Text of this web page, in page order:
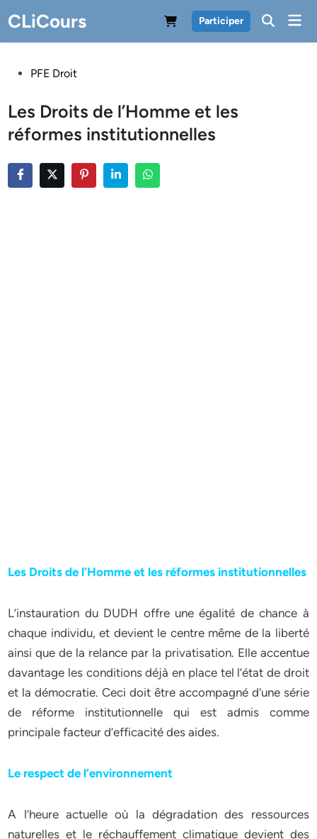
to
content
CLiCours Participer
PostedPFE Droit
Les Droits de l’Homme et les
réformes institutionnelles
Les Droits de l’Homme et les réformes institutionnelles
L’instauration du DUDH offre une égalité de chance à
chaque individu, et devient le centre même de la liberté
ainsi que de la relance par la privatisation. Elle accentue
davantage les conditions déjà en place tel l’état de droit
et la démocratie. Ceci doit être accompagné d’une série
de réforme institutionnelle qui est admis comme
principale facteur d’efficacité des aides.
Le respect de l’environnement
A l’heure actuelle où la dégradation des ressources
naturelles et le réchauffement climatique devient des